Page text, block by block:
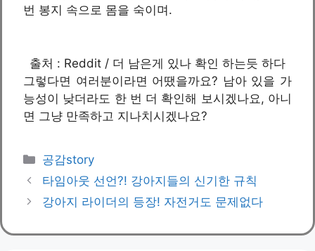
번 봉지 속으로 몸을 숙이며.
출처 : Reddit / 더 남은게 있나 확인 하는듯 하다
그렇다면 여러분이라면 어땠을까요? 남아 있을 가
능성이 낮더라도 한 번 더 확인해 보시겠나요, 아니
면 그냥 만족하고 지나치시겠나요?
카
테
고
리
공감story
타임아웃 선언?! 강아지들의 신기한 규칙
강아지 라이더의 등장! 자전거도 문제없다